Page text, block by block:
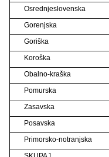
Osrednjeslovenska
Gorenjska
Goriška
Koroška
Obalno-kraška
Pomurska
Zasavska
Posavska
Primorsko-notranjska